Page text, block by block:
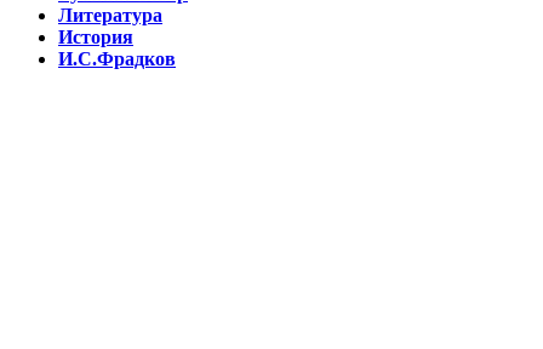
Литература
История
И.С.Фрадков